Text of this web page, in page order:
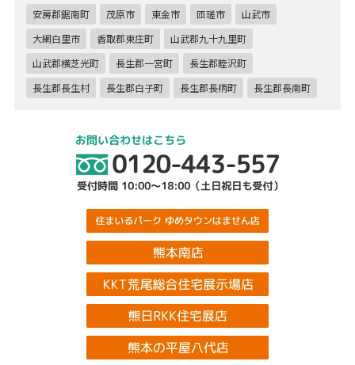
安房郡鋸南町
茂原市 東金市 匝瑳市
山武市
大網白里市
香取郡東庄町
山武郡九十九里町
山武郡横芝光町
長生郡一宮町
長生郡睦沢町
長生郡長生村
長生郡白子町 長生郡長柄町 長生郡長南町